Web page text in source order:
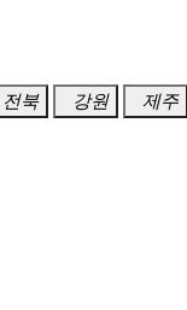
전북 강원 제주